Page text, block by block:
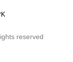
reserved